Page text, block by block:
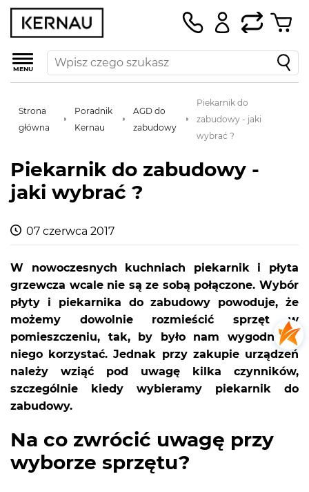
MENU
Strona
główna
Poradnik
Kernau
AGD do
zabudowy
Piekarnik do
zabudowy - jaki
wybrać ?
Piekarnik do zabudowy -
jaki wybrać ?
07 czerwca 2017
W nowoczesnych kuchniach piekarnik i płyta
grzewcza wcale nie są ze sobą połączone. Wybór
płyty i piekarnika do zabudowy powoduje, że
możemy dowolnie rozmieścić sprzęt w
pomieszczeniu, tak, by było nam wygodnie z
niego korzystać. Jednak przy zakupie urządzeń
należy wziąć pod uwagę kilka czynników,
szczególnie kiedy wybieramy piekarnik do
zabudowy.
Na co zwrócić uwagę przy
wyborze sprzętu?